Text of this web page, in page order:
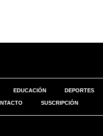
EDUCACIÓN DEPORTES
SUSCRIPCIÓN